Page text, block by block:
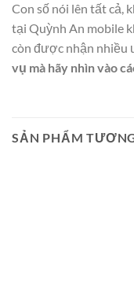
Con số nói lên tất cả,
tại Quỳnh An mobile
còn được nhận nhiều
vụ mà hãy nhìn vào
SẢN PHẨM